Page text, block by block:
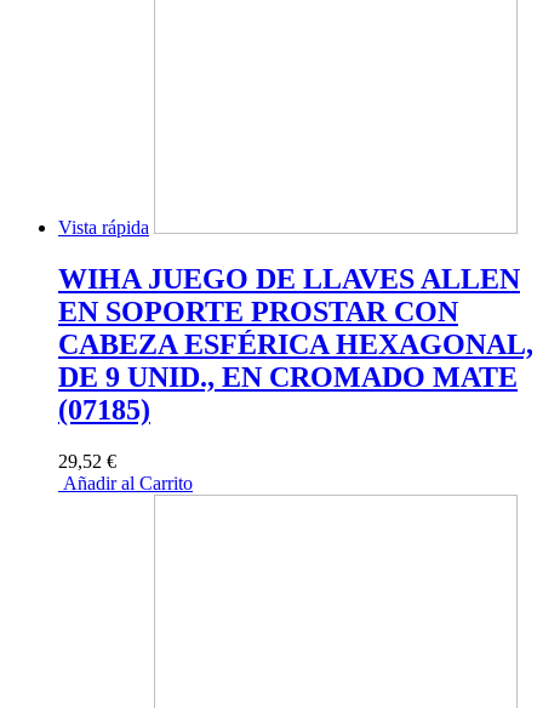
Vista rápida
WIHA JUEGO DE LLAVES ALLEN
EN SOPORTE PROSTAR CON
CABEZA ESFÉRICA HEXAGONAL,
DE 9 UNID., EN CROMADO MATE
(07185)
29,52 €
Añadir al Carrito